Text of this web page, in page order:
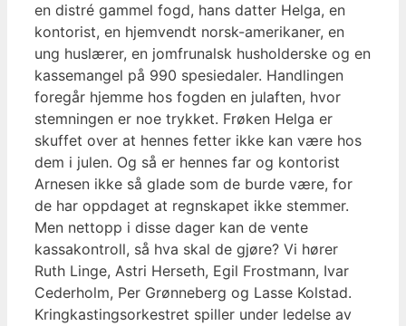
en distré gammel fogd, hans datter Helga, en
kontorist, en hjemvendt norsk-amerikaner, en
ung huslærer, en jomfrunalsk husholderske og en
kassemangel på 990 spesiedaler. Handlingen
foregår hjemme hos fogden en julaften, hvor
stemningen er noe trykket. Frøken Helga er
skuffet over at hennes fetter ikke kan være hos
dem i julen. Og så er hennes far og kontorist
Arnesen ikke så glade som de burde være, for
de har oppdaget at regnskapet ikke stemmer.
Men nettopp i disse dager kan de vente
kassakontroll, så hva skal de gjøre? Vi hører
Ruth Linge, Astri Herseth, Egil Frostmann, Ivar
Cederholm, Per Grønneberg og Lasse Kolstad.
Kringkastingsorkestret spiller under ledelse av